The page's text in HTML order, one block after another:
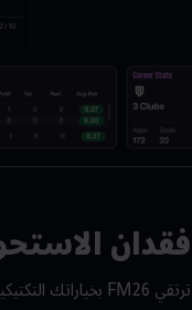
فقدان
ترتقيFM26بخياراتك